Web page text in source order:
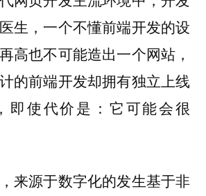
生，一个不懂前端开发的设
高也不可能造出一个网站，
的前端开发却拥有独立上线
即使代价是：它可能会很
来源于数字化的发生基于非